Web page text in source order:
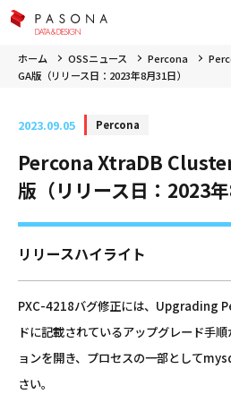
ホーム OSSニュース Percona
GA版（リリース日：2023年8月31日）
2023.09.05 Percona
Percona XtraDB
版（リリース日：2023年
リリースハイライト
PXC-4218バグ修正には、Upgrading
ドに記載されているアップグレード手
ョンを開き、プロセスの一部として
さい。